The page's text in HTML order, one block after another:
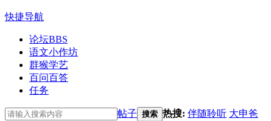
快捷导航
论坛BBS
语文小作坊
群猴学艺
百问百答
任务
帖子 搜索 热搜: 伴随聆听 大申爸